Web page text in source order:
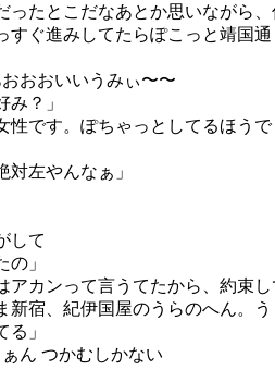
ったとこだなあとか思いながら、
すぐ進みしてたらぽこっと靖国通
おおいいうみぃ〜〜
み？」
です。ぽちゃっとしてるほうで
左やんなぁ」
して
」
カンって言うてたから、約束し
新宿、紀伊国屋のうらのへん。う
」
ん つかむしかない